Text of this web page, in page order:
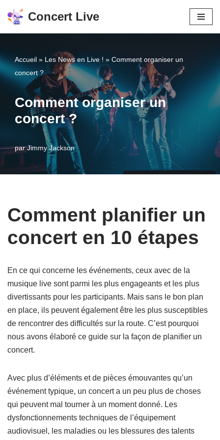
Aller
Concert Live
Accueil » Les News en Live ! » Comment organiser un
concert ?
Comment organiser un
concert ?
parJimmy Jackson
Comment planifier un
concert en 10 étapes
En ce qui concerne les événements, ceux avec de la
musique live sont parmi les plus engageants et les plus
divertissants pour les participants. Mais sans le bon plan
en place, ils peuvent également être les plus susceptibles
de rencontrer des difficultés sur la route. C’est pourquoi
nous avons élaboré ce guide sur la façon de planifier un
concert.
Avec plus d’éléments et de pièces émouvantes qu’un
événement typique, un concert a un peu plus de choses
qui peuvent mal tourner à un moment donné. Les
dysfonctionnements techniques de l’équipement
audiovisuel, les maladies ou les blessures des talents